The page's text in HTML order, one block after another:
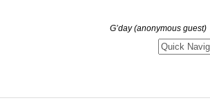
G’day (anonymous guest)